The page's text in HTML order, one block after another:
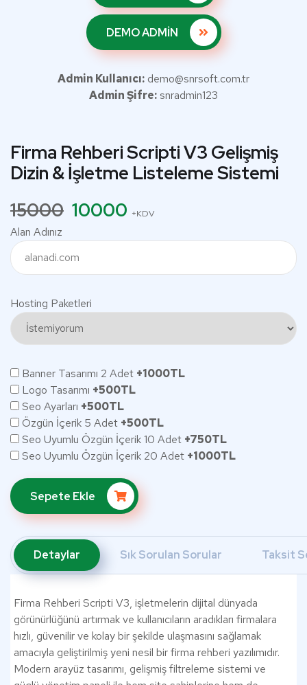
DEMO ADMİN
Admin Kullanıcı: demo@snrsoft.com.tr
Admin Şifre: snradmin123
Firma Rehberi Scripti V3 Gelişmiş
Dizin & İşletme Listeleme Sistemi
15000 10000 +KDV
Alan Adınız
Hosting Paketleri
Banner Tasarımı 2 Adet +1000TL
Logo Tasarımı +500TL
Seo Ayarları +500TL
Özgün İçerik 5 Adet +500TL
Seo Uyumlu Özgün İçerik 10 Adet +750TL
Seo Uyumlu Özgün İçerik 20 Adet +1000TL
Sepete Ekle
Detaylar Sık Sorulan Sorular Taksit
Firma Rehberi Scripti V3, işletmelerin dijital dünyada
görünürlüğünü artırmak ve kullanıcıların aradıkları firmalara
hızlı, güvenilir ve kolay bir şekilde ulaşmasını sağlamak
amacıyla geliştirilmiş yeni nesil bir firma rehberi yazılımıdır.
Modern arayüz tasarımı, gelişmiş filtreleme sistemi ve